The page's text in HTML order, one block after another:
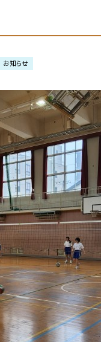
お知らせ